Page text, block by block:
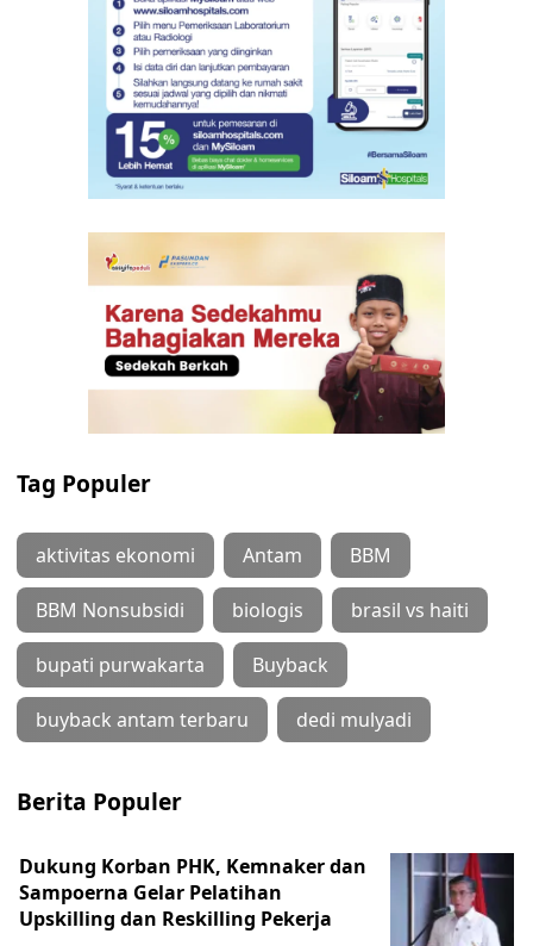
Tag Populer
aktivitas ekonomi Antam BBM
BBM Nonsubsidi biologis brasil vs haiti
bupati purwakarta Buyback
buyback antam terbaru dedi mulyadi
Berita Populer
Dukung Korban PHK, Kemnaker dan
Sampoerna Gelar Pelatihan
Upskilling dan Reskilling Pekerja